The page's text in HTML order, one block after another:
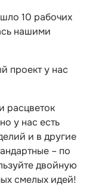
10 рабочих
нашими
проект у нас
расцветок
у нас есть
и в другие
– по
двойную
смелых идей!